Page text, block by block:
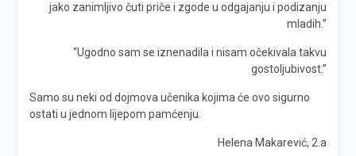
jako zanimljivo čuti priče i zgode u odgajanju i podizanju
mladih.”
“Ugodno sam se iznenadila i nisam očekivala takvu
gostoljubivost.”
Samo su neki od dojmova učenika kojima će ovo sigurno
ostati u jednom lijepom pamćenju.
Helena Makarević, 2.a